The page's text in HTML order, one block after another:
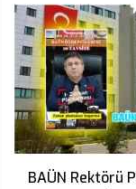
BAÜN Rektörü